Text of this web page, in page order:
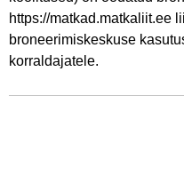
https://matkad.matkaliit.ee
broneerimiskeskuse
korraldajatele.